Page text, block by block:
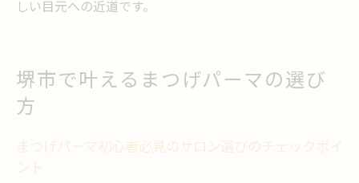
しい目元への近道です。
堺市で叶えるまつげパーマの選び
方
まつげパーマ初心者必見のサロン選びのチェックポイ
ント